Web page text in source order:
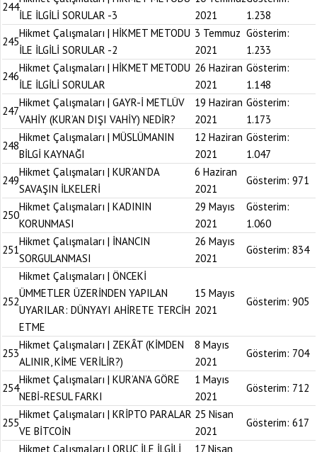
244
İLE İLGİLİ SORULAR -3
2021
1.238
245
Hikmet Çalışmaları | HİKMET METODU
İLE İLGİLİ SORULAR -2
3 Temmuz
2021
Gösterim:
1.233
246
Hikmet Çalışmaları | HİKMET METODU
İLE İLGİLİ SORULAR
26 Haziran
2021
Gösterim:
1.148
247
Hikmet Çalışmaları | GAYR-İ METLÜV
VAHİY (KUR’AN DIŞI VAHİY) NEDİR?
19 Haziran
2021
Gösterim:
1.173
248
Hikmet Çalışmaları | MÜSLÜMANIN
BİLGİ KAYNAĞI
12 Haziran
2021
Gösterim:
1.047
249
Hikmet Çalışmaları | KUR’AN’DA
SAVAŞIN İLKELERİ
6 Haziran
2021
Gösterim: 971
250
Hikmet Çalışmaları | KADININ
KORUNMASI
29 Mayıs
2021
Gösterim:
1.060
251
Hikmet Çalışmaları | İNANCIN
SORGULANMASI
26 Mayıs
2021
Gösterim: 834
252
Hikmet Çalışmaları | ÖNCEKİ
ÜMMETLER ÜZERİNDEN YAPILAN
UYARILAR: DÜNYAYI AHİRETE TERCİH
ETME
15 Mayıs
2021
Gösterim: 905
253
Hikmet Çalışmaları | ZEKÂT (KİMDEN
ALINIR, KİME VERİLİR?)
8 Mayıs
2021
Gösterim: 704
254
Hikmet Çalışmaları | KUR’AN’A GÖRE
NEBİ-RESUL FARKI
1 Mayıs
2021
Gösterim: 712
255
Hikmet Çalışmaları | KRİPTO PARALAR
VE BİTCOİN
25 Nisan
2021
Gösterim: 617
Hikmet Çalışmaları | ORUÇ İLE İLGİLİ 17 Nisan